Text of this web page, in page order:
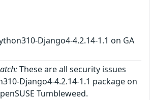
Django4-4.2.14-1.1 on GA
These are all security issues
Django4-4.2.14-1.1 package on
Tumbleweed.